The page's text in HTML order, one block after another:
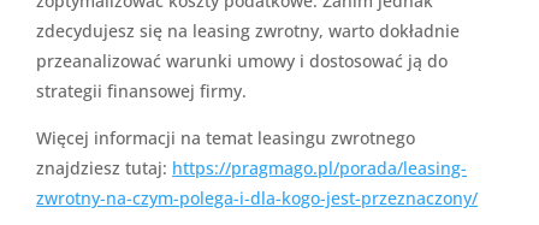
zdecydujesz się na leasing zwrotny, warto dokładnie
przeanalizować warunki umowy i dostosować ją do
strategii finansowej firmy.
Więcej informacji na temat leasingu zwrotnego
znajdziesz tutaj: https://pragmago.pl/porada/leasing-
zwrotny-na-czym-polega-i-dla-kogo-jest-przeznaczony/